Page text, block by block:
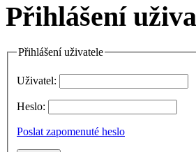
Přihlášení
Přihlášení uživatele
Uživatel:
Heslo:
Poslat zapomenuté heslo